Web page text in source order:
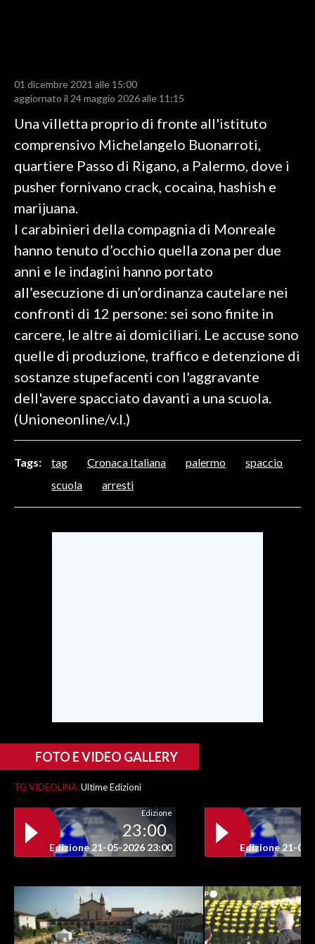
RISULTATI E CLASSIFICHE
CALCIO
CALCIO REGIONALE
BASKET
VOLLEY
MOTORI
TENNIS
ALTRI SPORT
CULTURA
SPETTACOLI
GOSSIP
SALUTE
SARDI NEL MONDO
NECROLOGI
PUBBLICITÀ
SPIAGGE
STORE
01 dicembre 2021 alle 15:00
aggiornato il 24 maggio 2026 alle 11:15
Una villetta proprio di fronte all'istituto
comprensivo Michelangelo Buonarroti,
quartiere Passo di Rigano, a Palermo, dove i
pusher fornivano crack, cocaina, hashish e
marijuana.
I carabinieri della compagnia di Monreale
hanno tenuto d’occhio quella zona per due
anni e le indagini hanno portato
all’esecuzione di un’ordinanza cautelare nei
confronti di 12 persone: sei sono finite in
carcere, le altre ai domiciliari. Le accuse sono
quelle di produzione, traffico e detenzione di
sostanze stupefacenti con l'aggravante
dell'avere spacciato davanti a una scuola.
(Unioneonline/v.l.)
Tags: tag Cronaca Italiana palermo
spaccio
scuola
arresti
FOTO E VIDEO GALLERY
TG VIDEOLINA Ultime Edizioni
Edizione
23:00
Edizione 21-05-2026 23:00 Edizione 21-05-